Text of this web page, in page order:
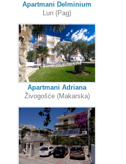
Apartmani Delminium
Lun (Pag)
Apartmani Adriana
Živogošće (Makarska)